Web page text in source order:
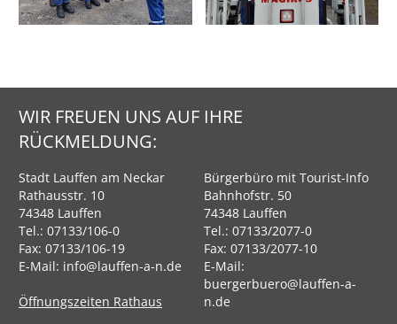
WIR FREUEN UNS AUF IHRE
RÜCKMELDUNG:
Stadt Lauffen am Neckar
Rathausstr. 10
74348 Lauffen
Tel.: 07133/106-0
Fax: 07133/106-19
E-Mail: info@lauffen-a-n.de
Öffnungszeiten Rathaus
Bürgerbüro mit Tourist-Info
Bahnhofstr. 50
74348 Lauffen
Tel.:07133/2077-0
Fax: 07133/2077-10
E-Mail:
buergerbuero@lauffen-a-
n.de